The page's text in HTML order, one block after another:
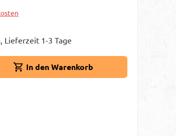
Lieferzeit 1-3 Tage
Wert ein oder benutze die Schaltflächen um die
In den Warenkorb